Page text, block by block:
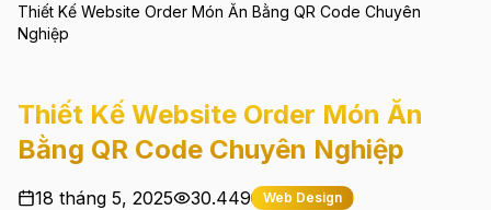
Thiết Kế Website Order Món Ăn Bằng QR Code Chuyên
Nghiệp
Thiết Kế Website Order Món Ăn
Bằng QR Code Chuyên Nghiệp
18 tháng 5, 2025 30.449 Web Design